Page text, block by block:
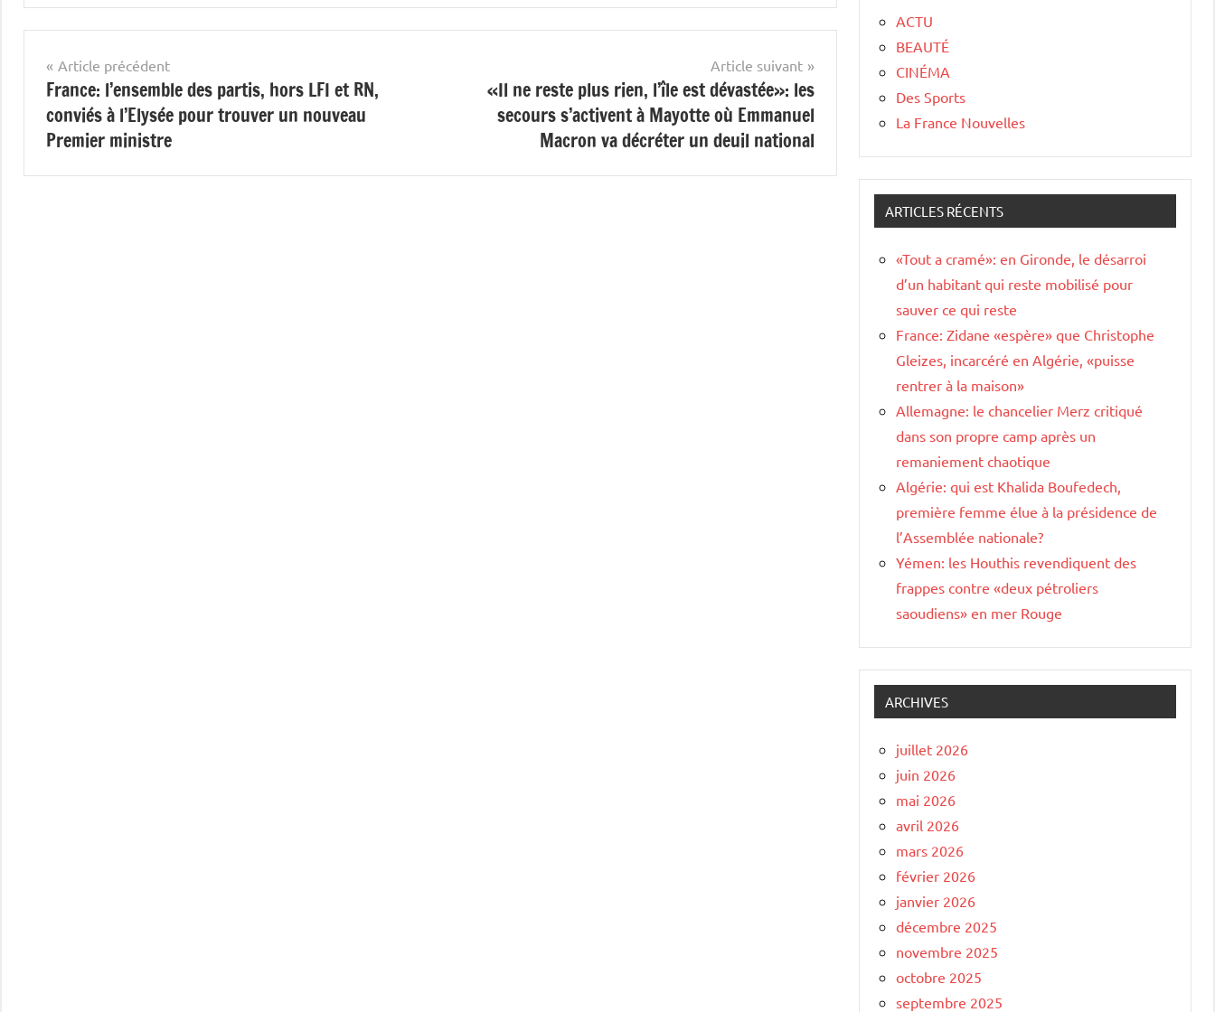
Navigation
de
l’article
Article précédent
France: l’ensemble des partis, hors LFI et RN,
conviés à l’Elysée pour trouver un nouveau
Premier ministre
Article suivant
«Il ne reste plus rien, l’île est dévastée»: les
secours s’activent à Mayotte où Emmanuel
Macron va décréter un deuil national
ACTU
BEAUTÉ
CINÉMA
Des Sports
La France Nouvelles
ARTICLES RÉCENTS
«Tout a cramé»: en Gironde, le désarroi
d’un habitant qui reste mobilisé pour
sauver ce qui reste
France: Zidane «espère» que Christophe
Gleizes, incarcéré en Algérie, «puisse
rentrer à la maison»
Allemagne: le chancelier Merz critiqué
dans son propre camp après un
remaniement chaotique
Algérie: qui est Khalida Boufedech,
première femme élue à la présidence de
l’Assemblée nationale?
Yémen: les Houthis revendiquent des
frappes contre «deux pétroliers
saoudiens» en mer Rouge
ARCHIVES
juillet 2026
juin 2026
mai 2026
avril 2026
mars 2026
février 2026
janvier 2026
décembre 2025
novembre 2025
octobre 2025
septembre 2025